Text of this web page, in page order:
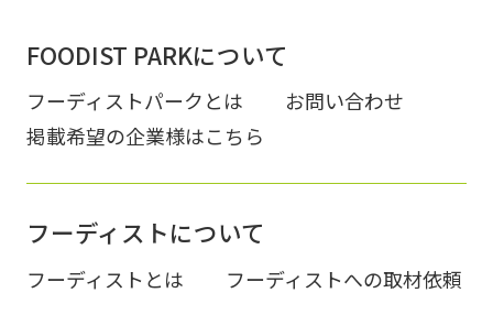
FOODIST PARKについて
フーディストパークとは
お問い合わせ
掲載希望の企業様はこちら
フーディストについて
フーディストとは フーディストへの取材依頼